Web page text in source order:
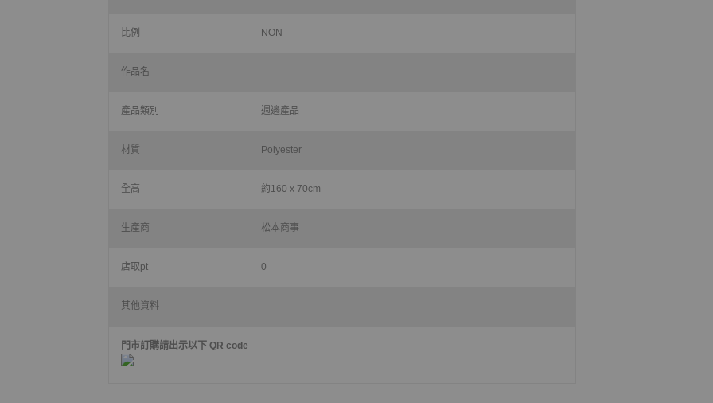
比例 NON
作品名
產品類別 週邊產品
材質 Polyester
全高 約160 x 70cm
生產商 松本商事
店取pt 0
其他資料
門市訂購請出示以下 QR code